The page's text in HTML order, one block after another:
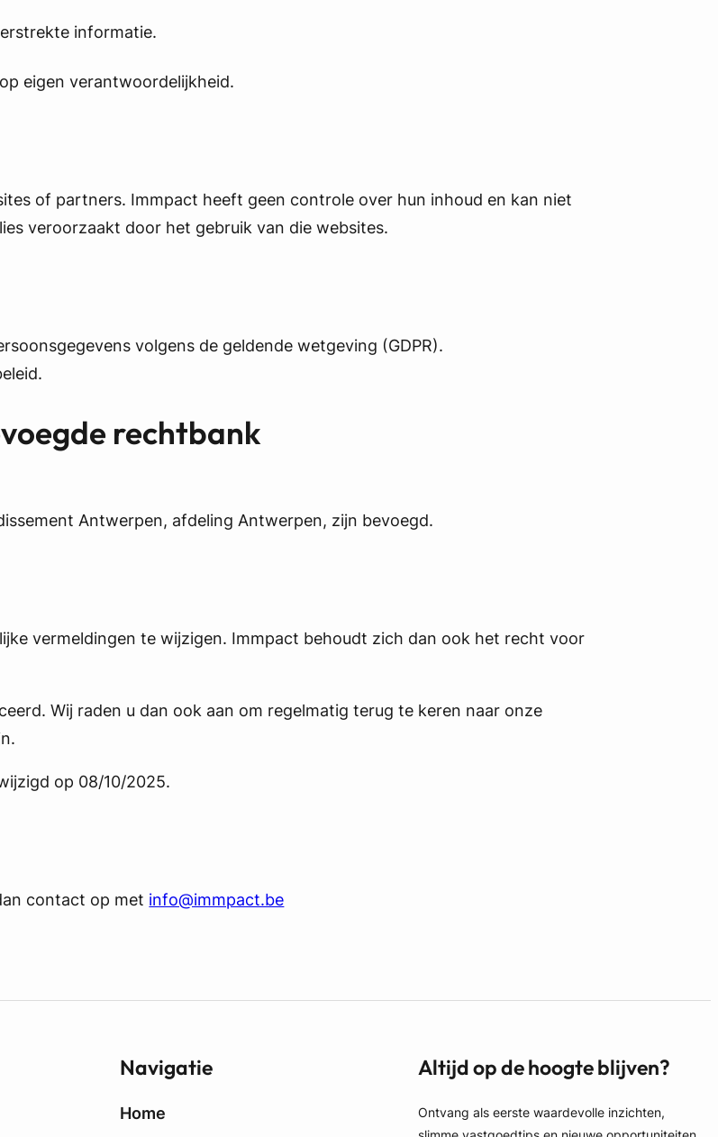
informatie.
eigen verantwoordelijkheid.
of partners. Immpact heeft geen controle over hun inhoud en kan niet
veroorzaakt door het gebruik van die websites.
volgens de geldende wetgeving (GDPR).
rechtbank
Antwerpen, afdeling Antwerpen, zijn bevoegd.
vermeldingen te wijzigen. Immpact behoudt zich dan ook het recht voor
Wij raden u dan ook aan om regelmatig terug te keren naar onze
op 08/10/2025.
contact op met info@immpact.be
Navigatie
Home
Altijd op de hoogte blijven?
Ontvang als eerste waardevolle inzichten,